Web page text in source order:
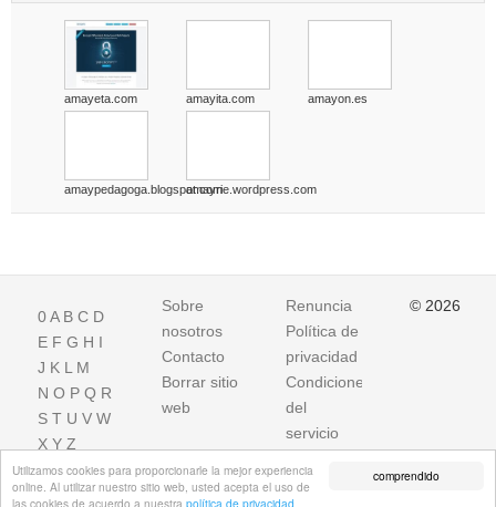
comprendido
Utilizamos cookies para proporcionarle la mejor experiencia
online. Al utilizar nuestro sitio web, usted acepta el uso de
las cookies de acuerdo a nuestra política de privacidad
amayeta.com amayita.com amayon.es
amaypedagoga.blogspot.comamayrie.wordpress.com
0A B C D
E F G H I
J K L M
N O P Q R
S T U V W
X Y Z
Sobre
nosotros
Contacto
Borrar sitio
web
Renuncia
Política de
privacidad
Condiciones
del
servicio
© 2026